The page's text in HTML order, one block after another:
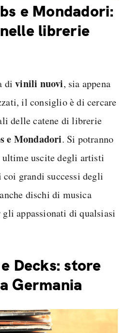
e Mondadori:
librerie
divinili nuovi, sia appena
il consiglio è di cercare
delle catene di librerie
e Mondadori. Si potranno
uscite degli artisti
grandi successi degli
dischi di musica
gli appassionati di qualsiasi
Decks: store
Germania